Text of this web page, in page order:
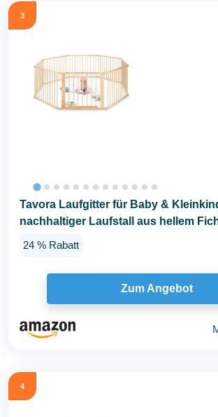
3
Tavora Laufgitter für Baby &
nachhaltiger Laufstall aus hellem
24 % Rabatt
Zum Angebot
4